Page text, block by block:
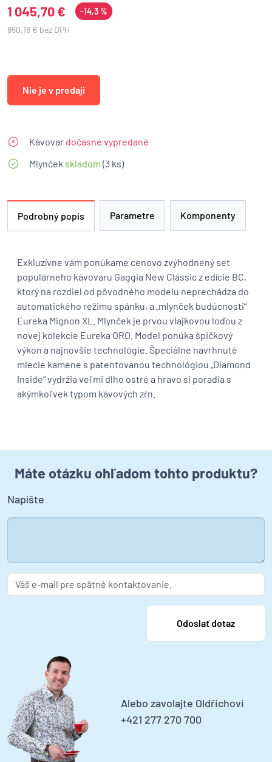
1 045,70 €
-14,3 %
850,16 € bez DPH
Nie je v predaji
Kávovar dočasne vypredané
Mlynček skladom (3 ks)
Podrobný popis Parametre Komponenty
Exkluzívne vám ponúkame cenovo zvýhodnený set
populárneho kávovaru Gaggia New Classic z edície BC,
ktorý na rozdiel od pôvodného modelu neprechádza do
automatického režimu spánku, a „mlynček budúcnosti“
Eureka Mignon XL. Mlynček je prvou vlajkovou loďou z
novej kolekcie Eureka ORO. Model ponúka špičkový
výkon a najnovšie technológie. Špeciálne navrhnuté
mlecie kamene s patentovanou technológiou „Diamond
Inside“ vydržia veľmi dlho ostré a hravo si poradia s
akýmkoľvek typom kávových zŕn.
Máte otázku ohľadom tohto produktu?
Alebo zavolajte Oldřichovi
+421 277 270 700
Napíšte